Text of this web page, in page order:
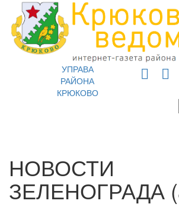
УПРАВА
РАЙОНА
КРЮКОВО
НОВОСТИ
ЗЕЛЕНОГРАДА